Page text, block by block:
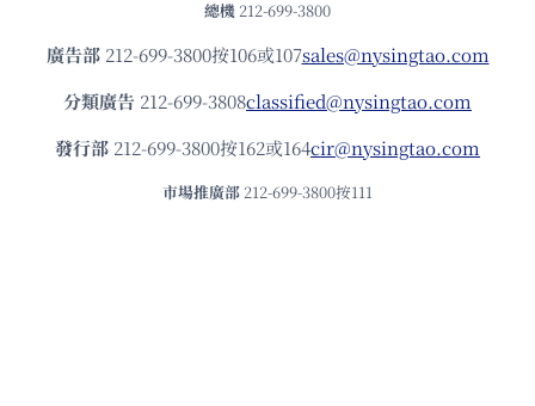
總機 212-699-3800
廣告部212-699-3800按106或107sales@nysingtao.com
分類廣告 212-699-3808classified@nysingtao.com
發⾏部 212-699-3800按162或164cir@nysingtao.com
市場推廣部 212-699-3800按111